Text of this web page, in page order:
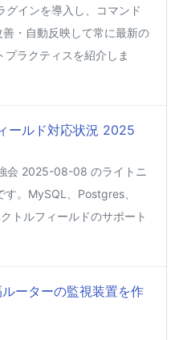
インを導入し、コマンド
・自動反映して常に最新の
ラクティスを紹介しま
ールド対応状況 2025
会 2025-08-08 のライトニ
。MySQL、Postgres、
トルフィールドのサポート
ーターの監視装置を作